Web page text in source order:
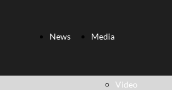
News Media
Video